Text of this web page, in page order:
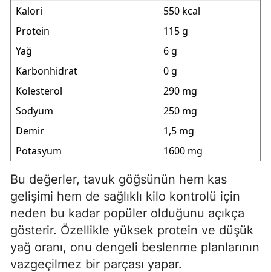
Kalori
550 kcal
Protein
115 g
Yağ
6 g
Karbonhidrat
0 g
Kolesterol
290 mg
Sodyum
250 mg
Demir
1,5 mg
Potasyum
1600 mg
Bu değerler, tavuk göğsünün hem kas
gelişimi hem de sağlıklı kilo kontrolü için
neden bu kadar popüler olduğunu açıkça
gösterir. Özellikle yüksek protein ve düşük
yağ oranı, onu dengeli beslenme planlarının
vazgeçilmez bir parçası yapar.